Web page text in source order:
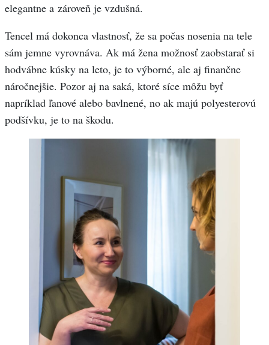
elegantne a zároveň je vzdušná.
Tencel má dokonca vlastnosť, že sa počas nosenia na tele
sám jemne vyrovnáva. Ak má žena možnosť zaobstarať si
hodvábne kúsky na leto, je to výborné, ale aj finančne
náročnejšie. Pozor aj na saká, ktoré síce môžu byť
napríklad ľanové alebo bavlnené, no ak majú polyesterovú
podšívku, je to na škodu.